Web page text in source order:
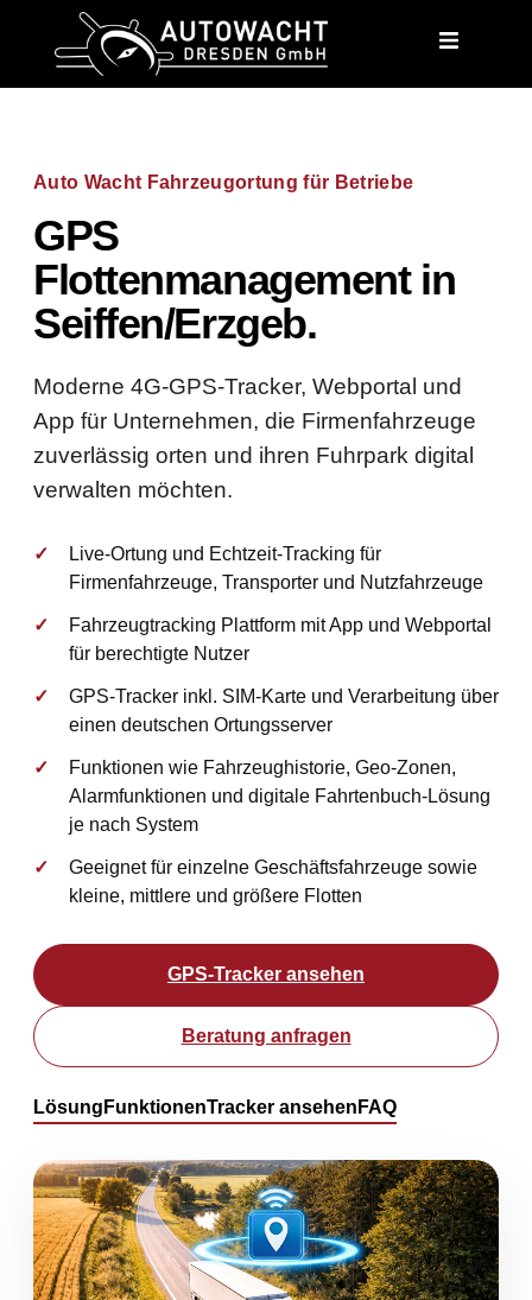
Auto Wacht Fahrzeugortung für Betriebe
GPS
Flottenmanagement in
Seiffen/Erzgeb.
Moderne 4G-GPS-Tracker, Webportal und
App für Unternehmen, die Firmenfahrzeuge
zuverlässig orten und ihren Fuhrpark digital
verwalten möchten.
Live-Ortung und Echtzeit-Tracking für
Firmenfahrzeuge, Transporter und Nutzfahrzeuge
Fahrzeugtracking Plattform mit App und Webportal
für berechtigte Nutzer
GPS-Tracker inkl. SIM-Karte und Verarbeitung über
einen deutschen Ortungsserver
Funktionen wie Fahrzeughistorie, Geo-Zonen,
Alarmfunktionen und digitale Fahrtenbuch-Lösung
je nach System
Geeignet für einzelne Geschäftsfahrzeuge sowie
kleine, mittlere und größere Flotten
GPS-Tracker ansehen
Beratung anfragen
Lösung FunktionenTracker ansehen FAQ